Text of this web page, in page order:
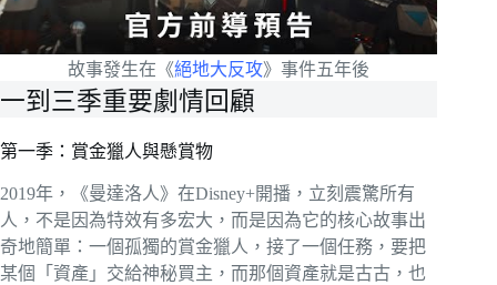
故事發生在《絕地大反攻》事件五年後
一到三季重要劇情回顧
第一季：賞金獵人與懸賞物
2019年，《曼達洛人》在Disney+開播，立刻震驚所有
人，不是因為特效有多宏大，而是因為它的核心故事出
奇地簡單：一個孤獨的賞金獵人，接了一個任務，要把
某個「資產」交給神秘買主，而那個資產就是古古，也